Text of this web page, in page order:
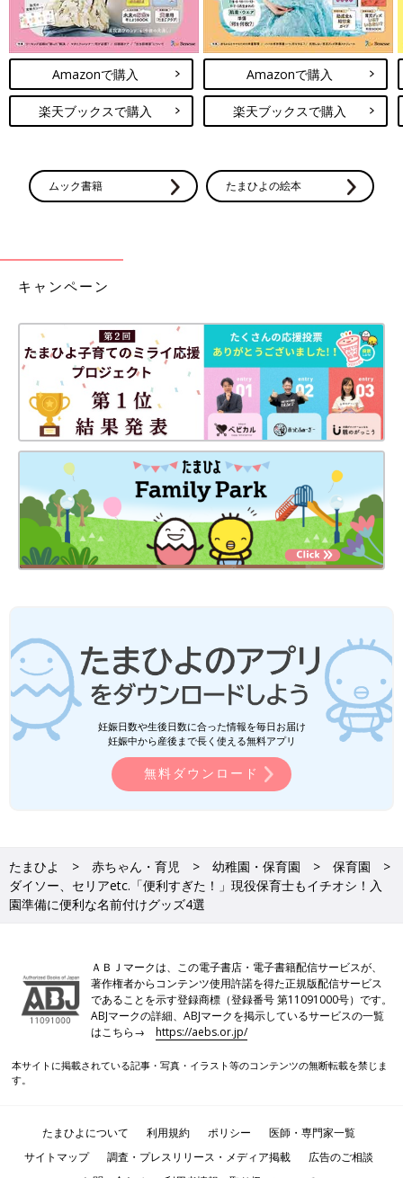
Amazonで購入
楽天ブックスで購入
Amazonで購入
楽天ブックスで購入
ムック書籍 たまひよの絵本
キャンペーン
妊娠日数や生後日数に合った情報を毎日お届け
妊娠中から産後まで長く使える無料アプリ
無料ダウンロード
たまひよ 赤ちゃん・育児 幼稚園・保育園
保育園
ダイソー、セリアetc.「便利すぎた！」現役保育士もイチオシ！入
園準備に便利な名前付けグッズ4選
ＡＢＪマークは、この電子書店・電子書籍配信サービスが、
著作権者からコンテンツ使用許諾を得た正規版配信サービス
であることを示す登録商標（登録番号 第11091000号）です。
ABJマークの詳細、ABJマークを掲示しているサービスの一覧
はこちら→https://aebs.or.jp/
本サイトに掲載されている記事・写真・イラスト等のコンテンツの無断転載を禁じま
す。
たまひよについて 利用規約 ポリシー
医師・専門家一覧
サイトマップ
調査・プレスリリース・メディア掲載
広告のご相談